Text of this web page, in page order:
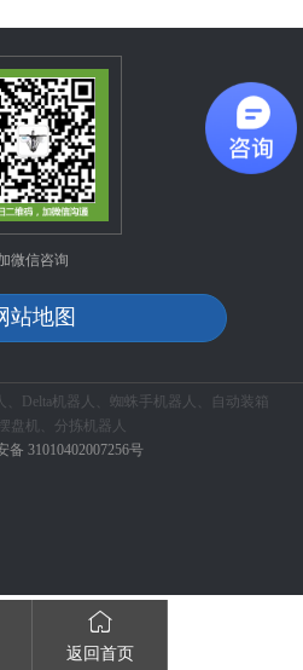
微信咨询
站地图
Delta机器人、蜘蛛手机器人、自动装箱
盘机、分拣机器人
备 31010402007256号

返回首页